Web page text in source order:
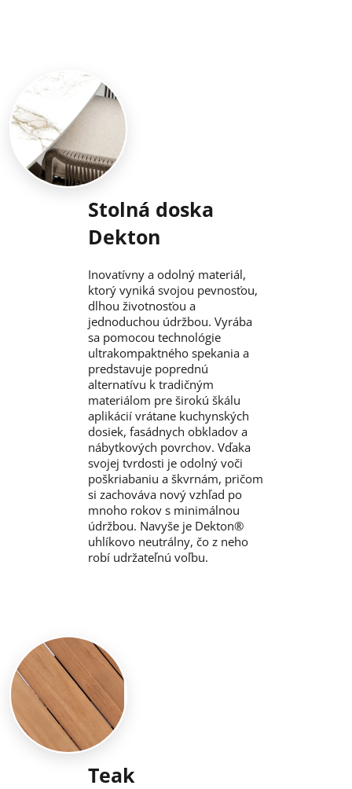
Stolná doska
Dekton
Inovatívny a odolný materiál,
ktorý vyniká svojou pevnosťou,
dlhou životnosťou a
jednoduchou údržbou. Vyrába
sa pomocou technológie
ultrakompaktného spekania a
predstavuje poprednú
alternatívu k tradičným
materiálom pre širokú škálu
aplikácií vrátane kuchynských
dosiek, fasádnych obkladov a
nábytkových povrchov. Vďaka
svojej tvrdosti je odolný voči
poškriabaniu a škvrnám, pričom
si zachováva nový vzhľad po
mnoho rokov s minimálnou
údržbou. Navyše je Dekton®
uhlíkovo neutrálny, čo z neho
robí udržateľnú voľbu.
Teak